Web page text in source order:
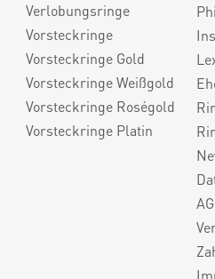
Verlobungsringe
Vorsteckringe
Vorsteckringe Gold
Vorsteckringe Weißgold
Vorsteckringe Roségold
Vorsteckringe Platin